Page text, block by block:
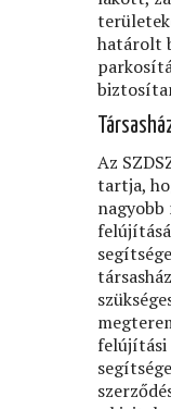
határolt
Az
tartja,
nagyobb
felújítási